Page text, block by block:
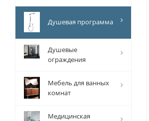
Душевая программа
Душевые
ограждения
Мебель для ванных
комнат
Медицинская